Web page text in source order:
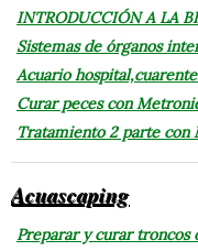
INTRODUCCIÓN A LA
Sistemas de órganos
Acuario
Curar peces con
Tratamiento 2 parte con
Acuascaping
Preparar y curar troncos